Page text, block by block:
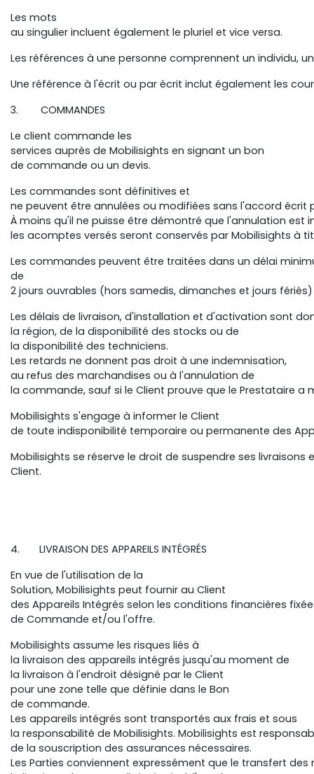
Les mots
au singulier incluent également le pluriel et vice versa.
Les références à une personne comprennent un individu,
Une référence à l'écrit ou par écrit inclut également les
3. COMMANDES
Le client commande les
services auprès de Mobilisights en signant un bon
de commande ou un devis.
Les commandes sont définitives et
ne peuvent être annulées ou modifiées sans l'accord écrit
À moins qu'il ne puisse être démontré que l'annulation est
les acomptes versés seront conservés par Mobilisights à
Les commandes peuvent être traitées dans un délai
de
2 jours ouvrables (hors samedis, dimanches et jours
Les délais de livraison, d'installation et d'activation sont
la région, de la disponibilité des stocks ou de
la disponibilité des techniciens.
Les retards ne donnent pas droit à une indemnisation,
au refus des marchandises ou à l'annulation de
la commande, sauf si le Client prouve que le Prestataire
Mobilisights s'engage à informer le Client
de toute indisponibilité temporaire ou permanente des
Mobilisights se réserve le droit de suspendre ses
Client.
4. LIVRAISON DES APPAREILS INTÉGRÉS
En vue de l'utilisation de la
Solution, Mobilisights peut fournir au Client
des Appareils Intégrés selon les conditions financières
de Commande et/ou l'offre.
Mobilisights assume les risques liés à
la livraison des appareils intégrés jusqu'au moment de
la livraison à l'endroit désigné par le Client
pour une zone telle que définie dans le Bon
de commande.
Les appareils intégrés sont transportés aux frais et sous
la responsabilité de Mobilisights. Mobilisights est
de la souscription des assurances nécessaires.
Les Parties conviennent expressément que le transfert